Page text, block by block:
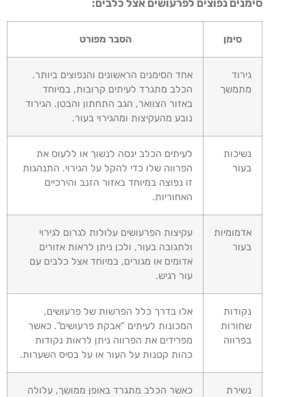
סימנים נפוצים לפרעושים אצל כלבים:
סימן הסבר מפורט
גירוד
מתמשך
אחד הסימנים הראשונים והנפוצים ביותר.
הכלב מתגרד לעיתים קרובות, במיוחד
באזור הצוואר, הגב התחתון והבטן. הגירוד
נובע מהעקיצות ומהגירוי בעור.
נשיכות
בעור
לעיתים הכלב ינסה לנשוך או ללעוס את
הפרווה שלו כדי להקל על הגירוי. התנהגות
זו נפוצה במיוחד באזור הזנב והירכיים
האחוריות.
אדמומיות
בעור
עקיצות הפרעושים עלולות לגרום לגירוי
ולתגובה בעור, ולכן ניתן לראות אזורים
אדומים או מגורים, במיוחד אצל כלבים עם
עור רגיש.
נקודות
שחורות
בפרווה
אלו בדרך כלל הפרשות של פרעושים,
המכונות לעיתים “אבקת פרעושים”. כאשר
מפרידים את הפרווה ניתן לראות נקודות
כהות קטנות על העור או על בסיס השערות.
נשירת
כאשר הכלב מתגרד באופן ממושך, עלולה